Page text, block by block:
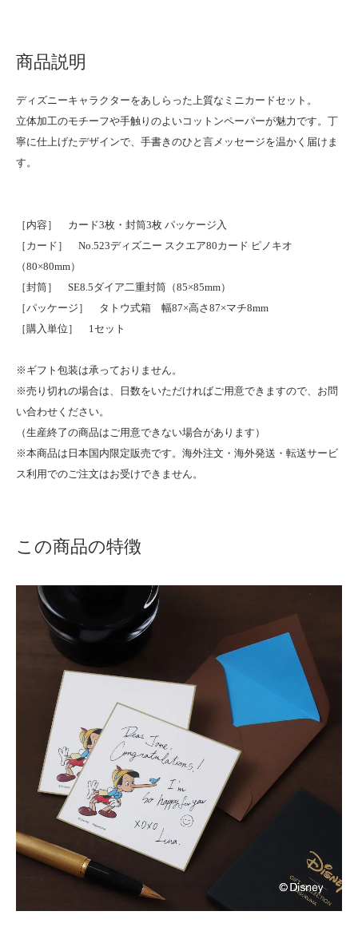
商品説明
ディズニーキャラクターをあしらった上質なミニカードセット。
立体加工のモチーフや手触りのよいコットンペーパーが魅力です。丁
寧に仕上げたデザインで、手書きのひと言メッセージを温かく届けま
す。
［内容］ カード3枚・封筒3枚 パッケージ入
［カード］ No.523ディズニー スクエア80カード ピノキオ
（80×80mm）
［封筒］ SE8.5ダイア二重封筒（85×85mm）
［パッケージ］ タトウ式箱 幅87×高さ87×マチ8mm
［購入単位］ 1セット
※ギフト包装は承っておりません。
※売り切れの場合は、日数をいただければご用意できますので、お問
い合わせください。
（生産終了の商品はご用意できない場合があります）
※本商品は日本国内限定販売です。海外注文・海外発送・転送サービ
ス利用でのご注文はお受けできません。
この商品の特徴